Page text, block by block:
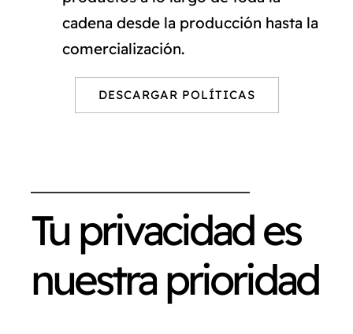
cadena desde la producción hasta la
comercialización.
DESCARGAR POLÍTICAS
Tu privacidad es
nuestra prioridad